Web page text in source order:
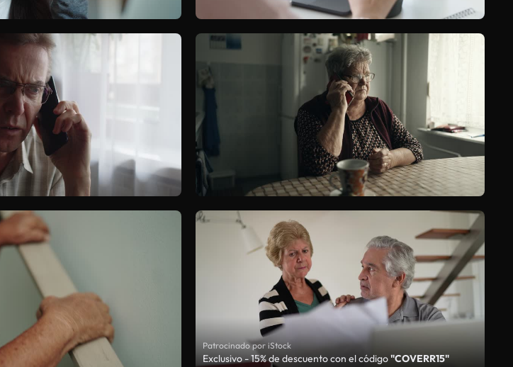
Patrocinado por iStock
Exclusivo - 15% de descuento con el código"COVERR15"